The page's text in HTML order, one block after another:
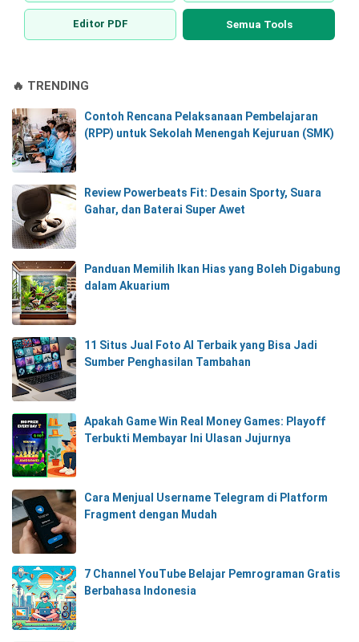
Editor PDF Semua Tools
🔥 TRENDING
Contoh Rencana Pelaksanaan Pembelajaran
(RPP) untuk Sekolah Menengah Kejuruan (SMK)
Review Powerbeats Fit: Desain Sporty, Suara
Gahar, dan Baterai Super Awet
Panduan Memilih Ikan Hias yang Boleh Digabung
dalam Akuarium
11 Situs Jual Foto AI Terbaik yang Bisa Jadi
Sumber Penghasilan Tambahan
Apakah Game Win Real Money Games: Playoff
Terbukti Membayar Ini Ulasan Jujurnya
Cara Menjual Username Telegram di Platform
Fragment dengan Mudah
7 Channel YouTube Belajar Pemrograman Gratis
Berbahasa Indonesia